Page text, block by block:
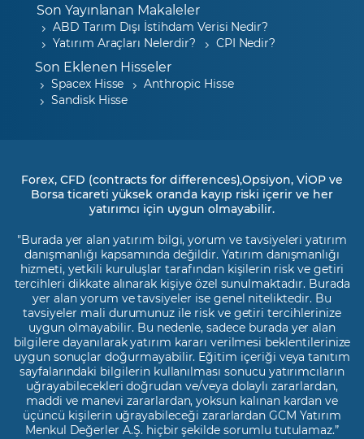
Son Yayınlanan Makaleler
ABD Tarım Dışı İstihdam Verisi Nedir?
Yatırım Araçları Nelerdir?
CPI Nedir?
Son Eklenen Hisseler
Spacex Hisse
Anthropic Hisse
Sandisk Hisse
Forex, CFD (contracts for differences),Opsiyon, VİOP ve
Borsa ticareti yüksek oranda kayıp riski içerir ve her
yatırımcı için uygun olmayabilir.
"Burada yer alan yatırım bilgi, yorum ve tavsiyeleri yatırım
danışmanlığı kapsamında değildir. Yatırım danışmanlığı
hizmeti, yetkili kuruluşlar tarafından kişilerin risk ve getiri
tercihleri dikkate alınarak kişiye özel sunulmaktadır. Burada
yer alan yorum ve tavsiyeler ise genel niteliktedir. Bu
tavsiyeler mali durumunuz ile risk ve getiri tercihlerinize
uygun olmayabilir. Bu nedenle, sadece burada yer alan
bilgilere dayanılarak yatırım kararı verilmesi beklentilerinize
uygun sonuçlar doğurmayabilir. Eğitim içeriği veya tanıtım
sayfalarındaki bilgilerin kullanılması sonucu yatırımcıların
uğrayabilecekleri doğrudan ve/veya dolaylı zararlardan,
maddi ve manevi zararlardan, yoksun kalınan kardan ve
üçüncü kişilerin uğrayabileceği zararlardan GCM Yatırım
Menkul Değerler A.Ş. hiçbir şekilde sorumlu tutulamaz.”